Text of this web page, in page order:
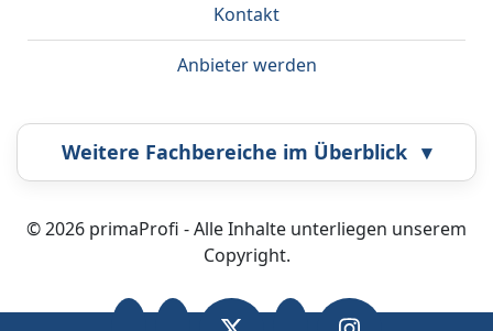
Kontakt
Anbieter werden
Weitere Fachbereiche im Überblick ▾
Airbrush Bestatter
© 2026 primaProfi - Alle Inhalte unterliegen unserem
Copyright.